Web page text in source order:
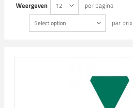
Weergeven 12 per pagina
Select option par prix